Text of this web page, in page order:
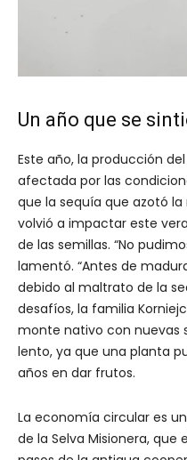
Un año que se
Este año, la producción
afectada por las
que la sequía que azotó
volvió a impactar este
de las semillas. “No
lamentó. “Antes de
debido al maltrato de la
desafíos, la familia
monte nativo con nuevas
lento, ya que una planta
años en dar frutos.
La economía circular es
de la Selva Misionera, que